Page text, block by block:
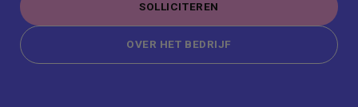
SOLLICITEREN
SOLLICITEREN
OVER HET BEDRIJF